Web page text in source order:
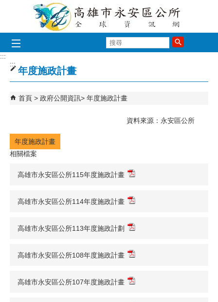
跳到主要內容區塊
尋
:::
:::
年度施政計畫
首頁 政府公開資訊 年度施政計畫
資料來源：永安區公所
年度施政計畫
相關檔案
高雄市永安區公所115年度施政計畫
高雄市永安區公所114年度施政計畫
高雄市永安區公所113年度施政計劃
高雄市永安區公所108年度施政計畫
高雄市永安區公所107年度施政計畫